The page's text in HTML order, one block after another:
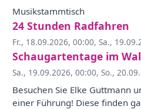
Musikstammtisch
24 Stunden Radfahren
Fr., 18.09.2026, 00:00, Sa.,
Schaugartentage im
Sa., 19.09.2026, 00:00, So.,
Besuchen Sie Elke Guttmann
einer Führung! Diese finden